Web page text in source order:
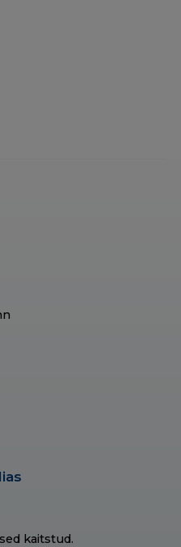
kaitstud.